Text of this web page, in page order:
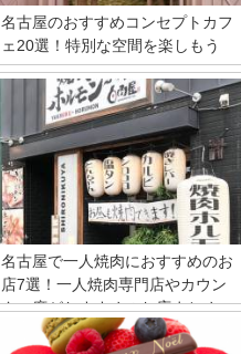
名古屋のおすすめコンセプトカフ
ェ20選！特別な空間を楽しもう
名古屋にいるなら栄や大須のコンセプト
カフェに行かない選択肢はありません！
メイドカフェに始まり女性向けのお店や
イベント満載のスポット、人気漫画をテ
ーマにした話題のコンカフェが大集合。
有名なOSU301ビルのコンセプトカフェ
詳細やおすすめポイントもご紹介しま
す。名古屋のコンセプトカフェでプチ旅
行気分！
名古屋で一人焼肉におすすめのお
店7選！一人焼肉専門店やカウン
ター席がおすすめのお店まとめ
東京から2時間ほどと近い「名古屋」に